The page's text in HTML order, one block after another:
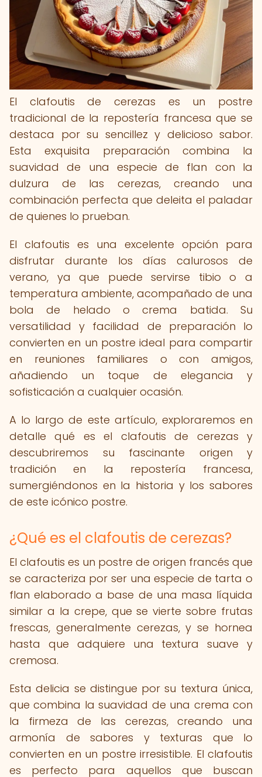
El clafoutis de cerezas es un postre
tradicional de la repostería francesa que se
destaca por su sencillez y delicioso sabor.
Esta exquisita preparación combina la
suavidad de una especie de flan con la
dulzura de las cerezas, creando una
combinación perfecta que deleita el paladar
de quienes lo prueban.
El clafoutis es una excelente opción para
disfrutar durante los días calurosos de
verano, ya que puede servirse tibio o a
temperatura ambiente, acompañado de una
bola de helado o crema batida. Su
versatilidad y facilidad de preparación lo
convierten en un postre ideal para compartir
en reuniones familiares o con amigos,
añadiendo un toque de elegancia y
sofisticación a cualquier ocasión.
A lo largo de este artículo, exploraremos en
detalle qué es el clafoutis de cerezas y
descubriremos su fascinante origen y
tradición en la repostería francesa,
sumergiéndonos en la historia y los sabores
de este icónico postre.
¿Qué es el clafoutis de cerezas?
El clafoutis es un postre de origen francés que
se caracteriza por ser una especie de tarta o
flan elaborado a base de una masa líquida
similar a la crepe, que se vierte sobre frutas
frescas, generalmente cerezas, y se hornea
hasta que adquiere una textura suave y
cremosa.
Esta delicia se distingue por su textura única,
que combina la suavidad de una crema con
la firmeza de las cerezas, creando una
armonía de sabores y texturas que lo
convierten en un postre irresistible. El clafoutis
es perfecto para aquellos que buscan